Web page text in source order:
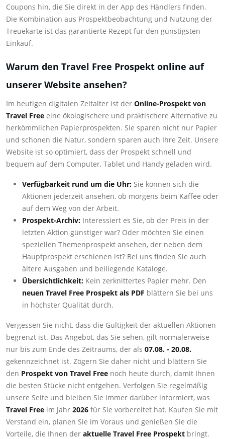
Coupons hin, die Sie direkt in der App des Händlers finden.
Die Kombination aus Prospektbeobachtung und Nutzung der
Treuekarte ist das garantierte Rezept für den günstigsten
Einkauf.
Warum den Travel Free Prospekt online auf
unserer Website ansehen?
Im heutigen digitalen Zeitalter ist der Online-Prospekt von
Travel Free eine ökologischere und praktischere Alternative zu
herkömmlichen Papierprospekten. Sie sparen nicht nur Papier
und schonen die Natur, sondern sparen auch Ihre Zeit. Unsere
Website ist so optimiert, dass der Prospekt schnell und
bequem auf dem Computer, Tablet und Handy geladen wird.
Verfügbarkeit rund um die Uhr: Sie können sich die
Aktionen jederzeit ansehen, ob morgens beim Kaffee oder
auf dem Weg von der Arbeit.
Prospekt-Archiv: Interessiert es Sie, ob der Preis in der
letzten Aktion günstiger war? Oder möchten Sie einen
speziellen Themenprospekt ansehen, der neben dem
Hauptprospekt erschienen ist? Bei uns finden Sie auch
ältere Ausgaben und beiliegende Kataloge.
Übersichtlichkeit: Kein zerknittertes Papier mehr. Den
neuen Travel Free Prospekt als PDF blättern Sie bei uns
in höchster Qualität durch.
Vergessen Sie nicht, dass die Gültigkeit der aktuellen Aktionen
begrenzt ist. Das Angebot, das Sie sehen, gilt normalerweise
nur bis zum Ende des Zeitraums, der als 07.08. - 20.08.
gekennzeichnet ist. Zögern Sie daher nicht und blättern Sie
den Prospekt von Travel Free noch heute durch, damit Ihnen
die besten Stücke nicht entgehen. Verfolgen Sie regelmäßig
unsere Seite und bleiben Sie immer darüber informiert, was
Travel Free im Jahr 2026 für Sie vorbereitet hat. Kaufen Sie mit
Verstand ein, planen Sie im Voraus und genießen Sie die
Vorteile, die Ihnen der aktuelle Travel Free Prospekt bringt.